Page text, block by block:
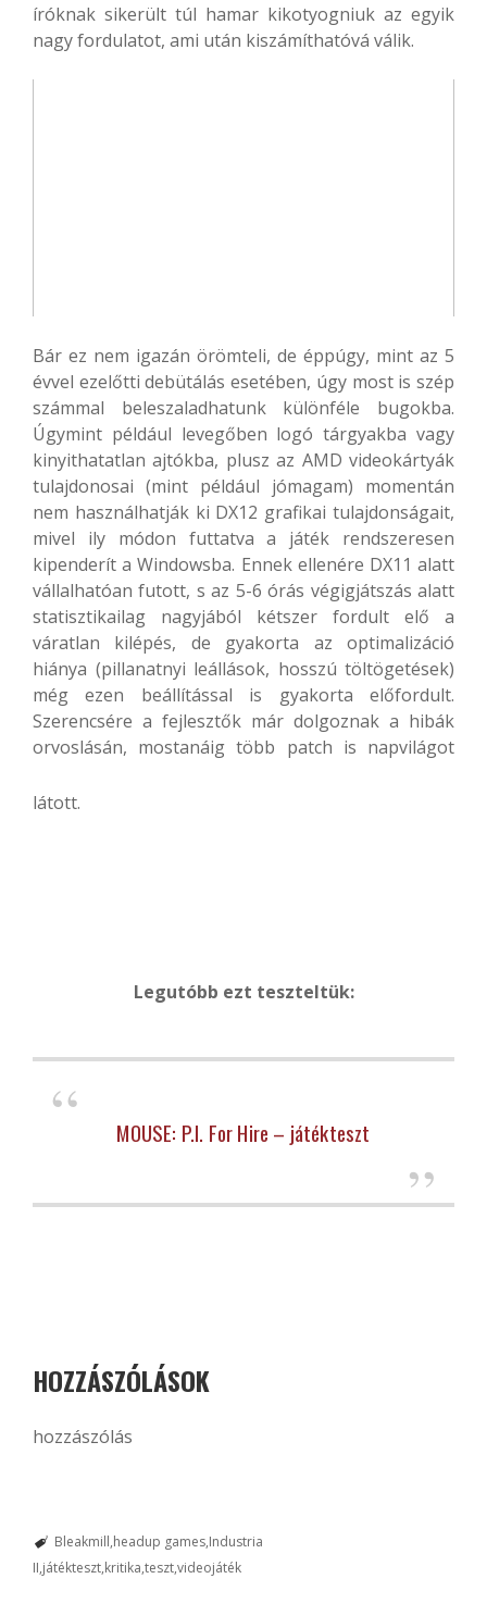
íróknak sikerült túl hamar kikotyogniuk az egyik
nagy fordulatot, ami után kiszámíthatóvá válik.
Bár ez nem igazán örömteli, de éppúgy, mint az 5
évvel ezelőtti debütálás esetében, úgy most is szép
számmal beleszaladhatunk különféle bugokba.
Úgymint például levegőben logó tárgyakba vagy
kinyithatatlan ajtókba, plusz az AMD videokártyák
tulajdonosai (mint például jómagam) momentán
nem használhatják ki DX12 grafikai tulajdonságait,
mivel ily módon futtatva a játék rendszeresen
kipenderít a Windowsba. Ennek ellenére DX11 alatt
vállalhatóan futott, s az 5-6 órás végigjátszás alatt
statisztikailag nagyjából kétszer fordult elő a
váratlan kilépés, de gyakorta az optimalizáció
hiánya (pillanatnyi leállások, hosszú töltögetések)
még ezen beállítással is gyakorta előfordult.
Szerencsére a fejlesztők már dolgoznak a hibák
orvoslásán, mostanáig több patch is napvilágot
látott.
Legutóbb ezt teszteltük:
MOUSE: P.I. For Hire – játékteszt
HOZZÁSZÓLÁSOK
hozzászólás
Bleakmill headup games Industria
II játékteszt kritika tesztvideojáték